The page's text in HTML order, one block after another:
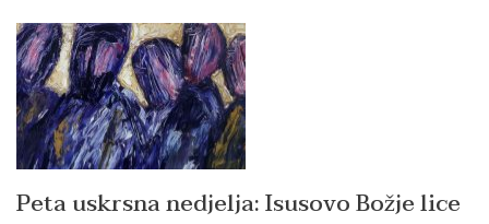
Peta uskrsna nedjelja: Isusovo Božje lice